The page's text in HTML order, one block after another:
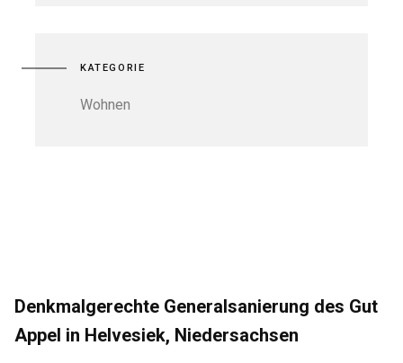
KATEGORIE
Wohnen
Denkmalgerechte Generalsanierung des Gut
Appel in Helvesiek, Niedersachsen